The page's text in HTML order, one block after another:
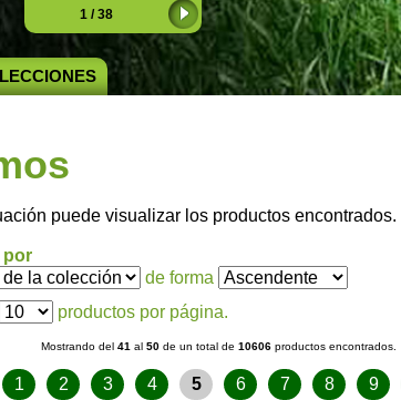
1 / 38
puede visualizar los productos encontrados.
por
de forma
productos por página.
Mostrando del 41 al 50de un total de 10606productos encontrados.
1 2 3 4 5 6 7 8 9